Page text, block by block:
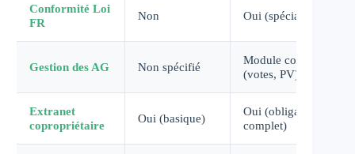
Conformité Loi
FR
Non Oui (spécialisé)
Gestion des AG Non spécifié
Module complet
(votes, PV)
Extranet
copropriétaire
Oui (basique)
Oui (obligatoire &
complet)